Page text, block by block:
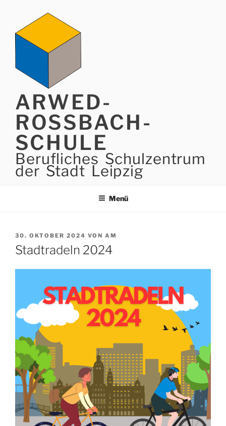
springen
ARWED-
ROSSBACH-
SCHULE
Berufliches Schulzentrum
der Stadt Leipzig
Menü
VERÖFFENTLICHT
AM
30. OKTOBER 2024 VON AM
Stadtradeln 2024